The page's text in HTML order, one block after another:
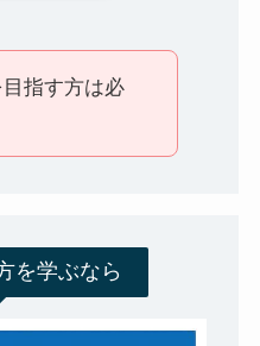
指す方は必
を学ぶなら